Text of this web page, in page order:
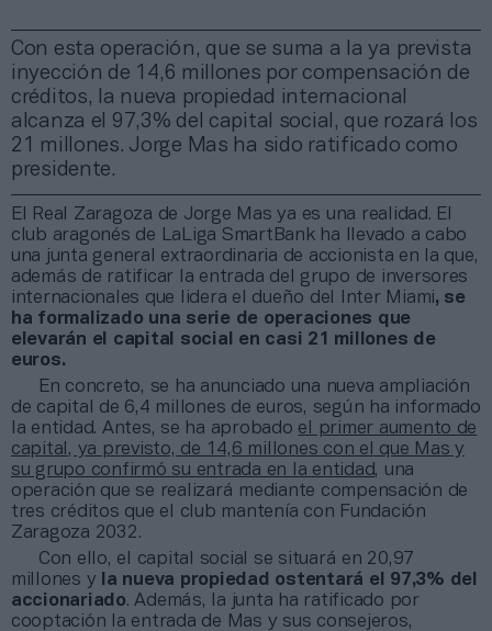
Con esta operación, que se suma a la ya prevista
inyección de 14,6 millones por compensación de
créditos, la nueva propiedad internacional
alcanza el 97,3% del capital social, que rozará los
21 millones. Jorge Mas ha sido ratificado como
presidente.
El Real Zaragoza de Jorge Mas ya es una realidad. El
club aragonés de LaLiga SmartBank ha llevado a cabo
una junta general extraordinaria de accionista en la que,
además de ratificar la entrada del grupo de inversores
internacionales que lidera el dueño del Inter Miami, se
ha formalizado una serie de operaciones que
elevarán el capital social en casi 21 millones de
euros.
En concreto, se ha anunciado una nueva ampliación
de capital de 6,4 millones de euros, según ha informado
la entidad. Antes, se ha aprobado el primer aumento de
capital, ya previsto, de 14,6 millones con el que Mas y
su grupo confirmó su entrada en la entidad, una
operación que se realizará mediante compensación de
tres créditos que el club mantenía con Fundación
Zaragoza 2032.
Con ello, el capital social se situará en 20,97
millones y
la nueva propiedad ostentará el 97,3% del
accionariado. Además, la junta ha ratificado por
cooptación la entrada de Mas y sus consejeros,